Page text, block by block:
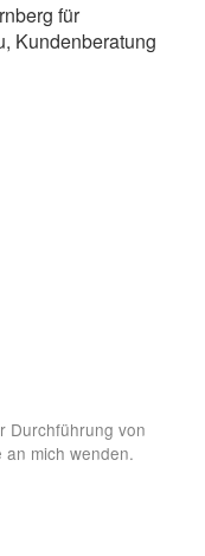
für
Kundenberatung
Durchführung von
mich wenden.